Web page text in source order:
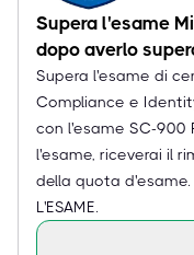
Supera l'esame
dopo averlo
Supera l'esame di
Compliance e
con l'esame SC-900
l'esame, riceverai il
della quota d'esame.
L'ESAME.